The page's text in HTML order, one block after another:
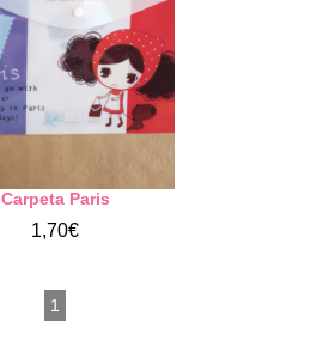
Carpeta Paris
1,70€
1